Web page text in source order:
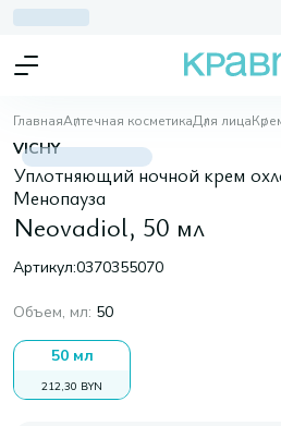
ГлавнаяАптечная косметикаДля лица
VICHY
Уплотняющий ночной крем
Менопауза
Neovadiol, 50 мл
Артикул:0370355070
Объем, мл: 50
50 мл
212,30 BYN